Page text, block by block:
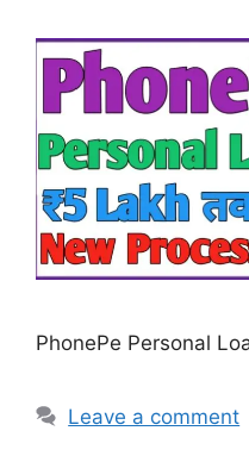
PhonePe Personal
Leave a comment